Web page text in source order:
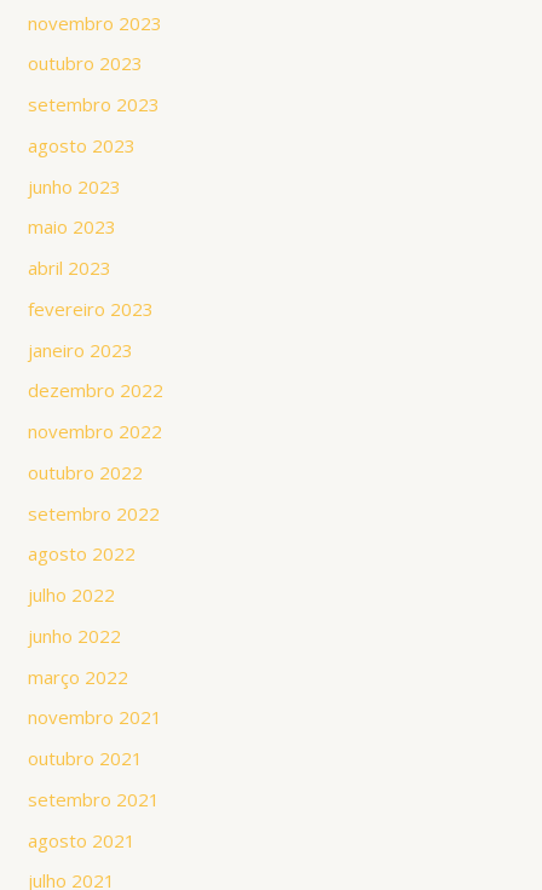
novembro 2023
outubro 2023
setembro 2023
agosto 2023
junho 2023
maio 2023
abril 2023
fevereiro 2023
janeiro 2023
dezembro 2022
novembro 2022
outubro 2022
setembro 2022
agosto 2022
julho 2022
junho 2022
março 2022
novembro 2021
outubro 2021
setembro 2021
agosto 2021
julho 2021